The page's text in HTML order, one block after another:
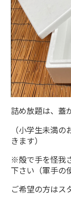
詰め放題は、蓋
（小学生未満
きます）
※殻で手を怪我
下さい（軍手の
ご希望の方はス